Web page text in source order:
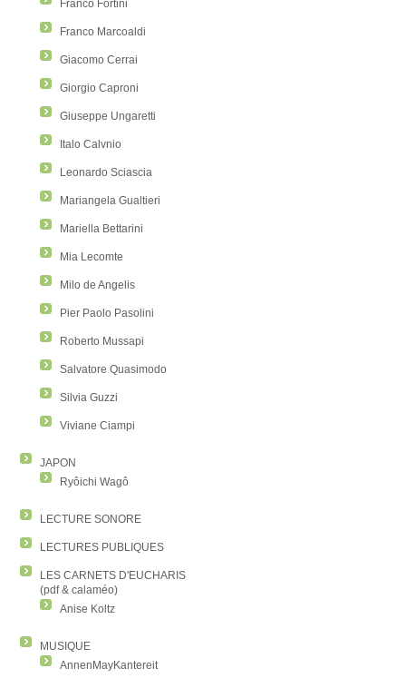
Franco Fortini
Franco Marcoaldi
Giacomo Cerrai
Giorgio Caproni
Giuseppe Ungaretti
Italo Calvnio
Leonardo Sciascia
Mariangela Gualtieri
Mariella Bettarini
Mia Lecomte
Milo de Angelis
Pier Paolo Pasolini
Roberto Mussapi
Salvatore Quasimodo
Silvia Guzzi
Viviane Ciampi
JAPON
Ryôichi Wagô
LECTURE SONORE
LECTURES PUBLIQUES
LES CARNETS D'EUCHARIS
(pdf & calaméo)
Anise Koltz
MUSIQUE
AnnenMayKantereit